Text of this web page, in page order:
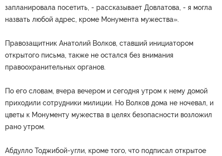
запланировала посетить, - рассказывает Довлатова, - я могла
назвать любой адрес, кроме Монумента мужества».
Правозащитник Анатолий Волков, ставший инициатором
открытого письма, также не остался без внимания
правоохранительных органов.
По его словам, вчера вечером и сегодня утром к нему домой
приходили сотрудники милиции. Но Волков дома не ночевал, и
цветы к Монументу мужества в целях безопасности возложил
рано утром.
Абдулло Тоджибой-угли, кроме того, что подписал открытое